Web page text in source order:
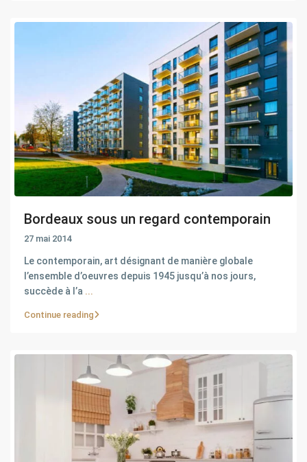
Bordeaux sous un regard contemporain
27 mai 2014
Le contemporain, art désignant de manière globale
l’ensemble d’oeuvres depuis 1945 jusqu’à nos jours,
succède à l’a ...
Continue reading